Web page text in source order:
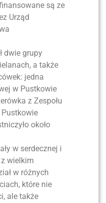
są ze
Urząd
dwie grupy
a także
jedna
w Pustkowie
z Zespołu
około
w serdecznej i
wielkim
w różnych
które nie
ale także